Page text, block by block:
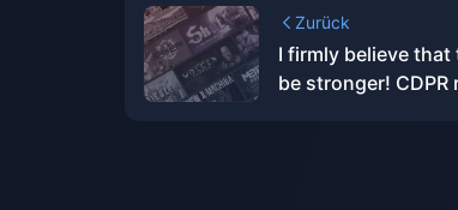
Zurück
I firmly believe
be stronger! CDPR